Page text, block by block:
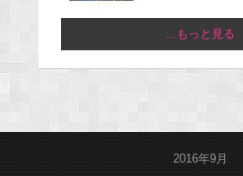
...もっと見る
2016年9月